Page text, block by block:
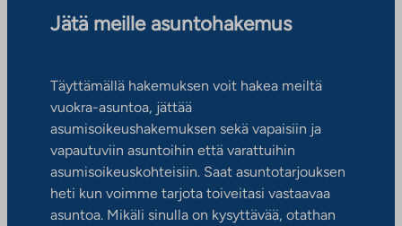
Jätä meille asuntohakemus
Täyttämällä hakemuksen voit hakea meiltä
vuokra-asuntoa, jättää
asumisoikeushakemuksen sekä vapaisiin ja
vapautuviin asuntoihin että varattuihin
asumisoikeuskohteisiin. Saat asuntotarjouksen
heti kun voimme tarjota toiveitasi vastaavaa
asuntoa. Mikäli sinulla on kysyttävää, otathan